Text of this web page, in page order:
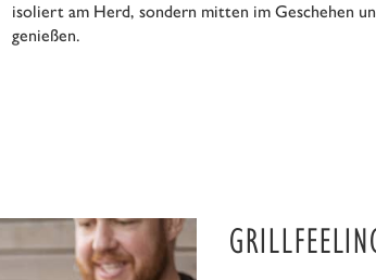
isoliert am Herd, sondern mitten im Geschehen
genießen.